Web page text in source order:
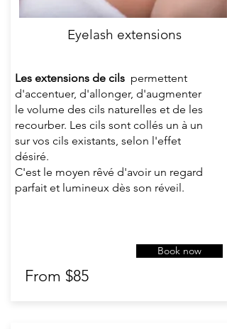
Eyelash extensions
From $85
Book now
Les extensions de cils permettent
d'accentuer, d'allonger, d'augmenter
le volume des cils naturelles et de les
recourber. Les cils sont collés un à un
sur vos cils existants, selon l'effet
désiré.
C'est le moyen rêvé d'avoir un regard
parfait et lumineux dès son réveil.